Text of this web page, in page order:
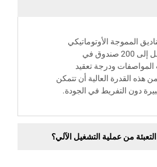
المموجة الأوتوماتيكي
الخاص بنا إنتاج ما يصل إلى 200 صندوق في
ودرجة تعقيد
هذه القدرة العالية أن تتمكن
دون التفريط في الجودة.
من عملية التشغيل الآلي؟